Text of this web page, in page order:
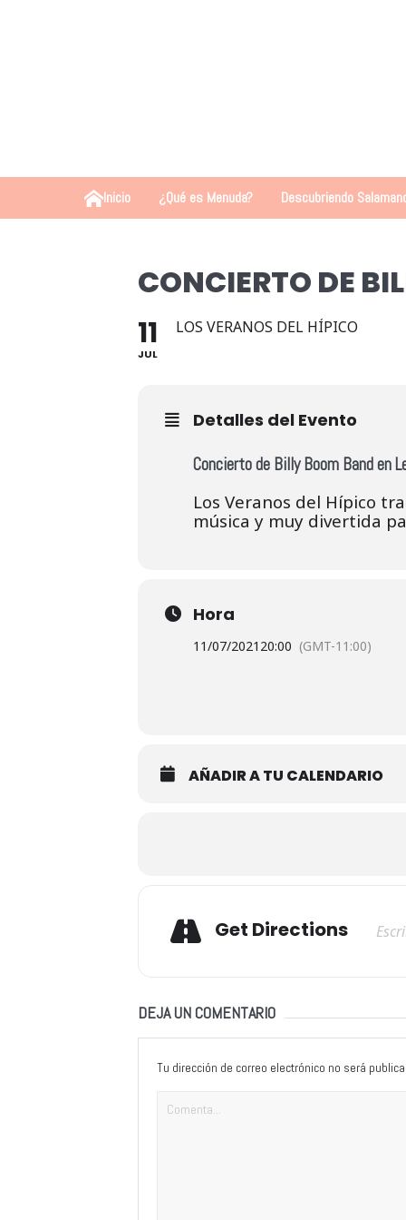
Inicio ¿Qué es Menuda? Descubriendo
CONCIERTO DE
11
JUL
LOS VERANOS DEL HÍPICO
Detalles del Evento
Concierto de Billy Boom Band en
Los Veranos del Hípico
música y muy divertida
Hora
11/07/2021 20:00 (GMT-11:00)
AÑADIR A TU CALENDARIO
Get Directions
DEJA UN COMENTARIO
Tu dirección de correo electrónico no será